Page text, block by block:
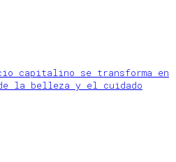
capitalino se transforma en
la belleza y el cuidado